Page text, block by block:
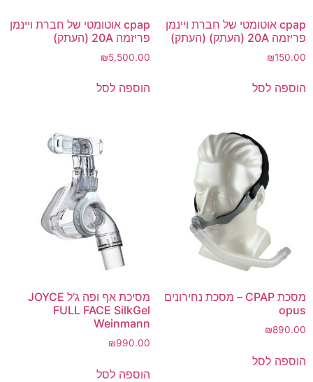
cpap אוטומטי של חברת ויינמן
פריזמה 20A (העתק)
₪5,500.00
הוספה לסל
cpap אוטומטי של חברת ויינמן
פריזמה 20A (העתק) (העתק)
₪150.00
הוספה לסל
מסיכת אף ופה ג’ל JOYCE
FULL FACE SilkGel
Weinmann
₪990.00
הוספה לסל
מסכת CPAP – מסכת נחירונים
opus
₪890.00
הוספה לסל